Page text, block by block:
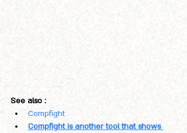
See also :
Compfight
Compfight is another tool that shows